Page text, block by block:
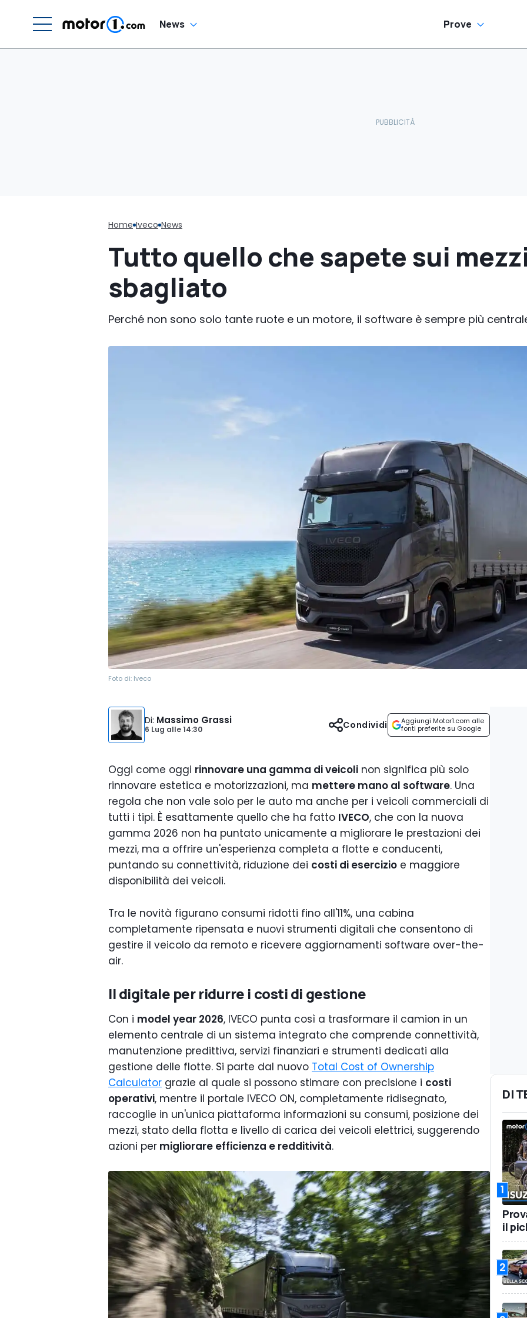
News Prove
Home Iveco News
Tutto quello che sapete sui
sbagliato
Perché non sono solo tante ruote e un motore, il software è sempre più
Foto di: Iveco
Di: Massimo Grassi
6 Lug alle14:30
Aggiungi Motor1.com alle
fonti preferite su Google
Condividi
Oggi come oggi rinnovare una gamma di veicoli non significa più solo
rinnovare estetica e motorizzazioni, ma mettere mano al software. Una
regola che non vale solo per le auto ma anche per i veicoli commerciali di
tutti i tipi. È esattamente quello che ha fatto IVECO, che con la nuova
gamma 2026 non ha puntato unicamente a migliorare le prestazioni dei
mezzi, ma a offrire un'esperienza completa a flotte e conducenti,
puntando su connettività, riduzione dei costi di esercizio e maggiore
disponibilità dei veicoli.
Tra le novità figurano consumi ridotti fino all'11%, una cabina
completamente ripensata e nuovi strumenti digitali che consentono di
gestire il veicolo da remoto e ricevere aggiornamenti software over-the-
air.
Il digitale per ridurre i costi di gestione
Con i model year 2026, IVECO punta così a trasformare il camion in un
elemento centrale di un sistema integrato che comprende connettività,
manutenzione predittiva, servizi finanziari e strumenti dedicati alla
gestione delle flotte. Si parte dal nuovo Total Cost of Ownership
Calculator grazie al quale si possono stimare con precisione i costi
operativi, mentre il portale IVECO ON, completamente ridisegnato,
raccoglie in un'unica piattaforma informazioni su consumi, posizione dei
mezzi, stato della flotta e livello di carica dei veicoli elettrici, suggerendo
azioni per migliorare efficienza e redditività.
DI
1
il
2